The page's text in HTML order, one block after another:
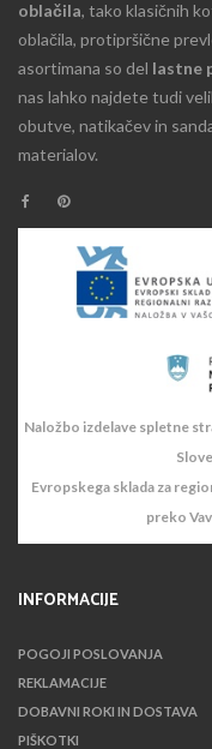
oblačila, tako klasičnih
oblačila, protipršične
asortimana so del lastne
nas lahko najdete tudi
obutve, natikačev in
materialov.
Naložbo izdelave spletne
Evropskega sklada za
preko
INFORMACIJE
POGOJI POSLOVANJA
REKLAMACIJE
DOBAVNI ROKI IN DOSTAVA
PIŠKOTKI